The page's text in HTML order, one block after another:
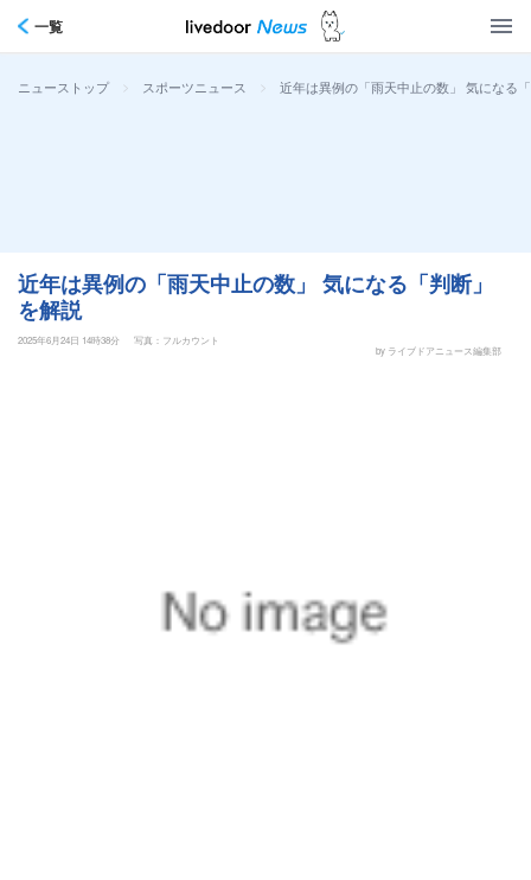
一覧
ニューストップ > スポーツニュース > 近年は異例の「雨天中止の数」 気になる
近年は異例の「雨天中止の数」 気になる「判断」
を解説
2025年6月24日 14時38分
写真：フルカウント
by ライブドアニュース編集部